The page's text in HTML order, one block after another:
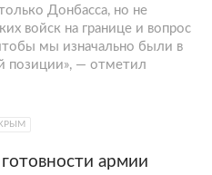
Донбасса, но не
войск на границе и вопрос
мы изначально были в
позиции», — отметил
КРЫМ
армии